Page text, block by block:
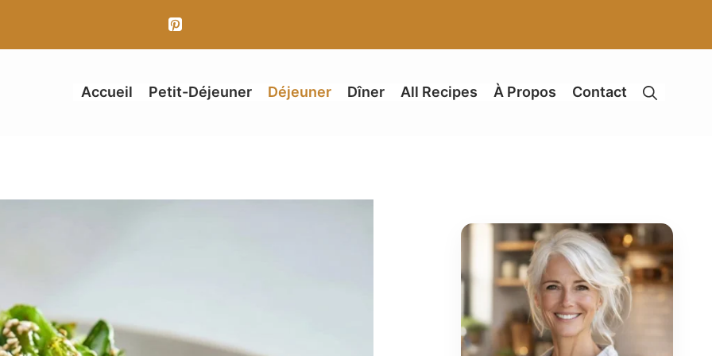
Accueil Petit-Déjeuner Déjeuner Dîner All Recipes À Propos Contact